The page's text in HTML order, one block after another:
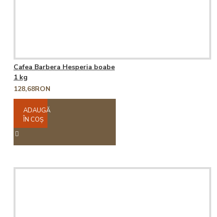
Cafea Barbera Hesperia boabe
1 kg
128,68RON
ADAUGĂ
ÎN COŞ